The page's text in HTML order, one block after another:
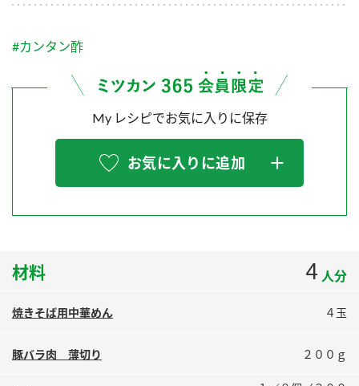
ふりかけ
炊き込みご飯の素 米飯用調味液
つゆ
鍋なび
PIN印
スペシャルサイト
お酢を知ろう！
ぽん酢サワー
ミツカンのCM
ZENB initiative
MIM（ミツカンミュージアム）
各部門が大切にしていること
キッザニア東京「ぽん酢工房」
販売終了製品のご案内
よくあるご質問
地図から取り扱い店舗を探す
#カンタン酢
My レシピでお気に入りに保存
お気に入りに追加
材料 4 人分
焼きそば用中華めん ４玉
豚バラ肉 薄切り ２００ｇ